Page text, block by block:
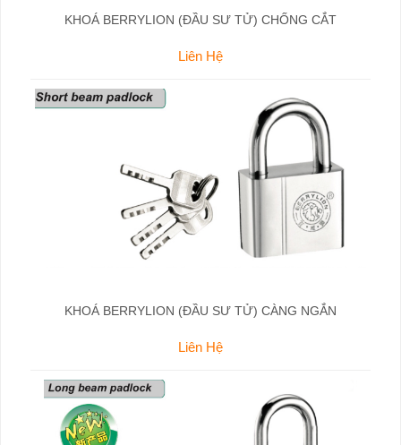
KHOÁ BERRYLION (ĐẦU SƯ TỬ) CHỐNG CẮT
Liên Hệ
KHOÁ BERRYLION (ĐẦU SƯ TỬ) CÀNG NGẮN
Liên Hệ